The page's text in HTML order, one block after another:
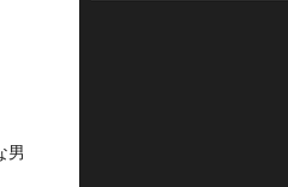
男